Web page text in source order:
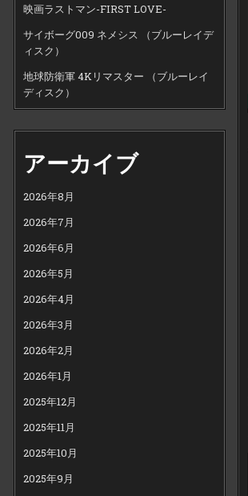
映画ラストマン-FIRST LOVE-
サイボーグ009 ネメシス （ブルーレイデ
ィスク）
地球防衛軍 4Kリマスター （ブルーレイ
ディスク）
アーカイブ
2026年8月
2026年7月
2026年6月
2026年5月
2026年4月
2026年3月
2026年2月
2026年1月
2025年12月
2025年11月
2025年10月
2025年9月